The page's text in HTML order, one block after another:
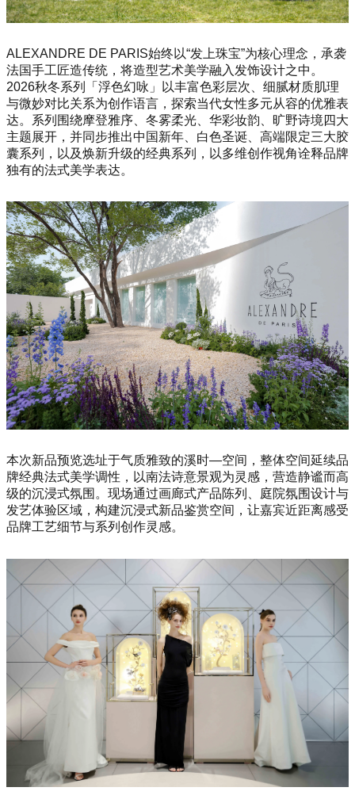
ALEXANDRE DE PARIS始终以“发上珠宝”为核心理念，承袭
法国手工匠造传统，将造型艺术美学融入发饰设计之中。
2026秋冬系列「浮色幻咏」以丰富色彩层次、细腻材质肌理
与微妙对比关系为创作语言，探索当代女性多元从容的优雅表
达。系列围绕摩登雅序、冬雾柔光、华彩妆韵、旷野诗境四大
主题展开，并同步推出中国新年、白色圣诞、高端限定三大胶
囊系列，以及焕新升级的经典系列，以多维创作视角诠释品牌
独有的法式美学表达。
本次新品预览选址于气质雅致的溪时—空间，整体空间延续品
牌经典法式美学调性，以南法诗意景观为灵感，营造静谧而高
级的沉浸式氛围。现场通过画廊式产品陈列、庭院氛围设计与
发艺体验区域，构建沉浸式新品鉴赏空间，让嘉宾近距离感受
品牌工艺细节与系列创作灵感。